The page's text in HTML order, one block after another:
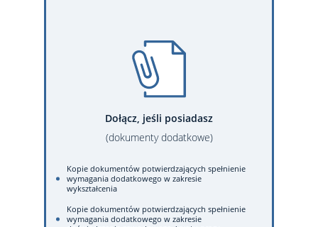
Dołącz, jeśli posiadasz
(dokumenty dodatkowe)
Kopie dokumentów potwierdzających spełnienie
wymagania dodatkowego w zakresie
wykształcenia
Kopie dokumentów potwierdzających spełnienie
wymagania dodatkowego w zakresie